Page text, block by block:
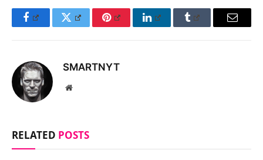
FacebookTwitter Pinterest LinkedInTumblr Email
SMARTNYT
Website
RELATED POSTS